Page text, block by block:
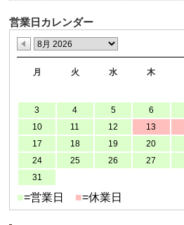
営業日カレンダー
月 火 水 木
3
4 5 6
10
11 12 13
17
18 19 20
24
25 26 27
31
■=営業日 ■=休業日